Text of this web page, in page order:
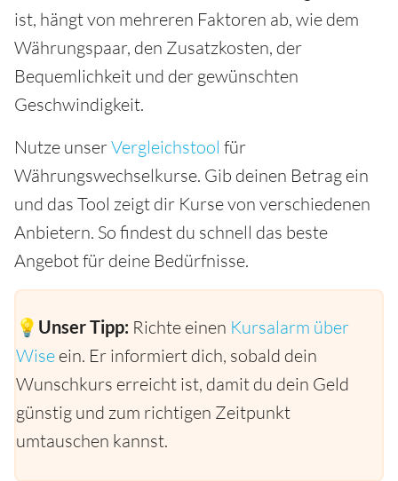
ist, hängt von mehreren Faktoren ab, wie dem
Währungspaar, den Zusatzkosten, der
Bequemlichkeit und der gewünschten
Geschwindigkeit.
Nutze unserVergleichstool für
Währungswechselkurse. Gib deinen Betrag ein
und das Tool zeigt dir Kurse von verschiedenen
Anbietern. So findest du schnell das beste
Angebot für deine Bedürfnisse.
💡Unser Tipp: Richte einen Kursalarm über
Wise ein. Er informiert dich, sobald dein
Wunschkurs erreicht ist, damit du dein Geld
günstig und zum richtigen Zeitpunkt
umtauschen kannst.